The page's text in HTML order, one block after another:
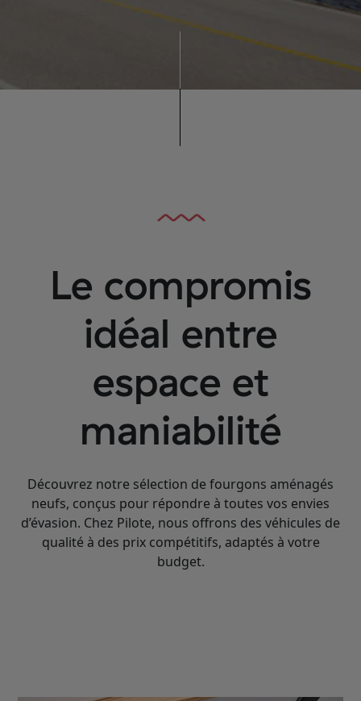
Le compromis
idéal entre
espace et
maniabilité
Découvrez notre sélection de fourgons aménagés
neufs, conçus pour répondre à toutes vos envies
d’évasion. Chez Pilote, nous offrons des véhicules de
qualité à des prix compétitifs, adaptés à votre
budget.